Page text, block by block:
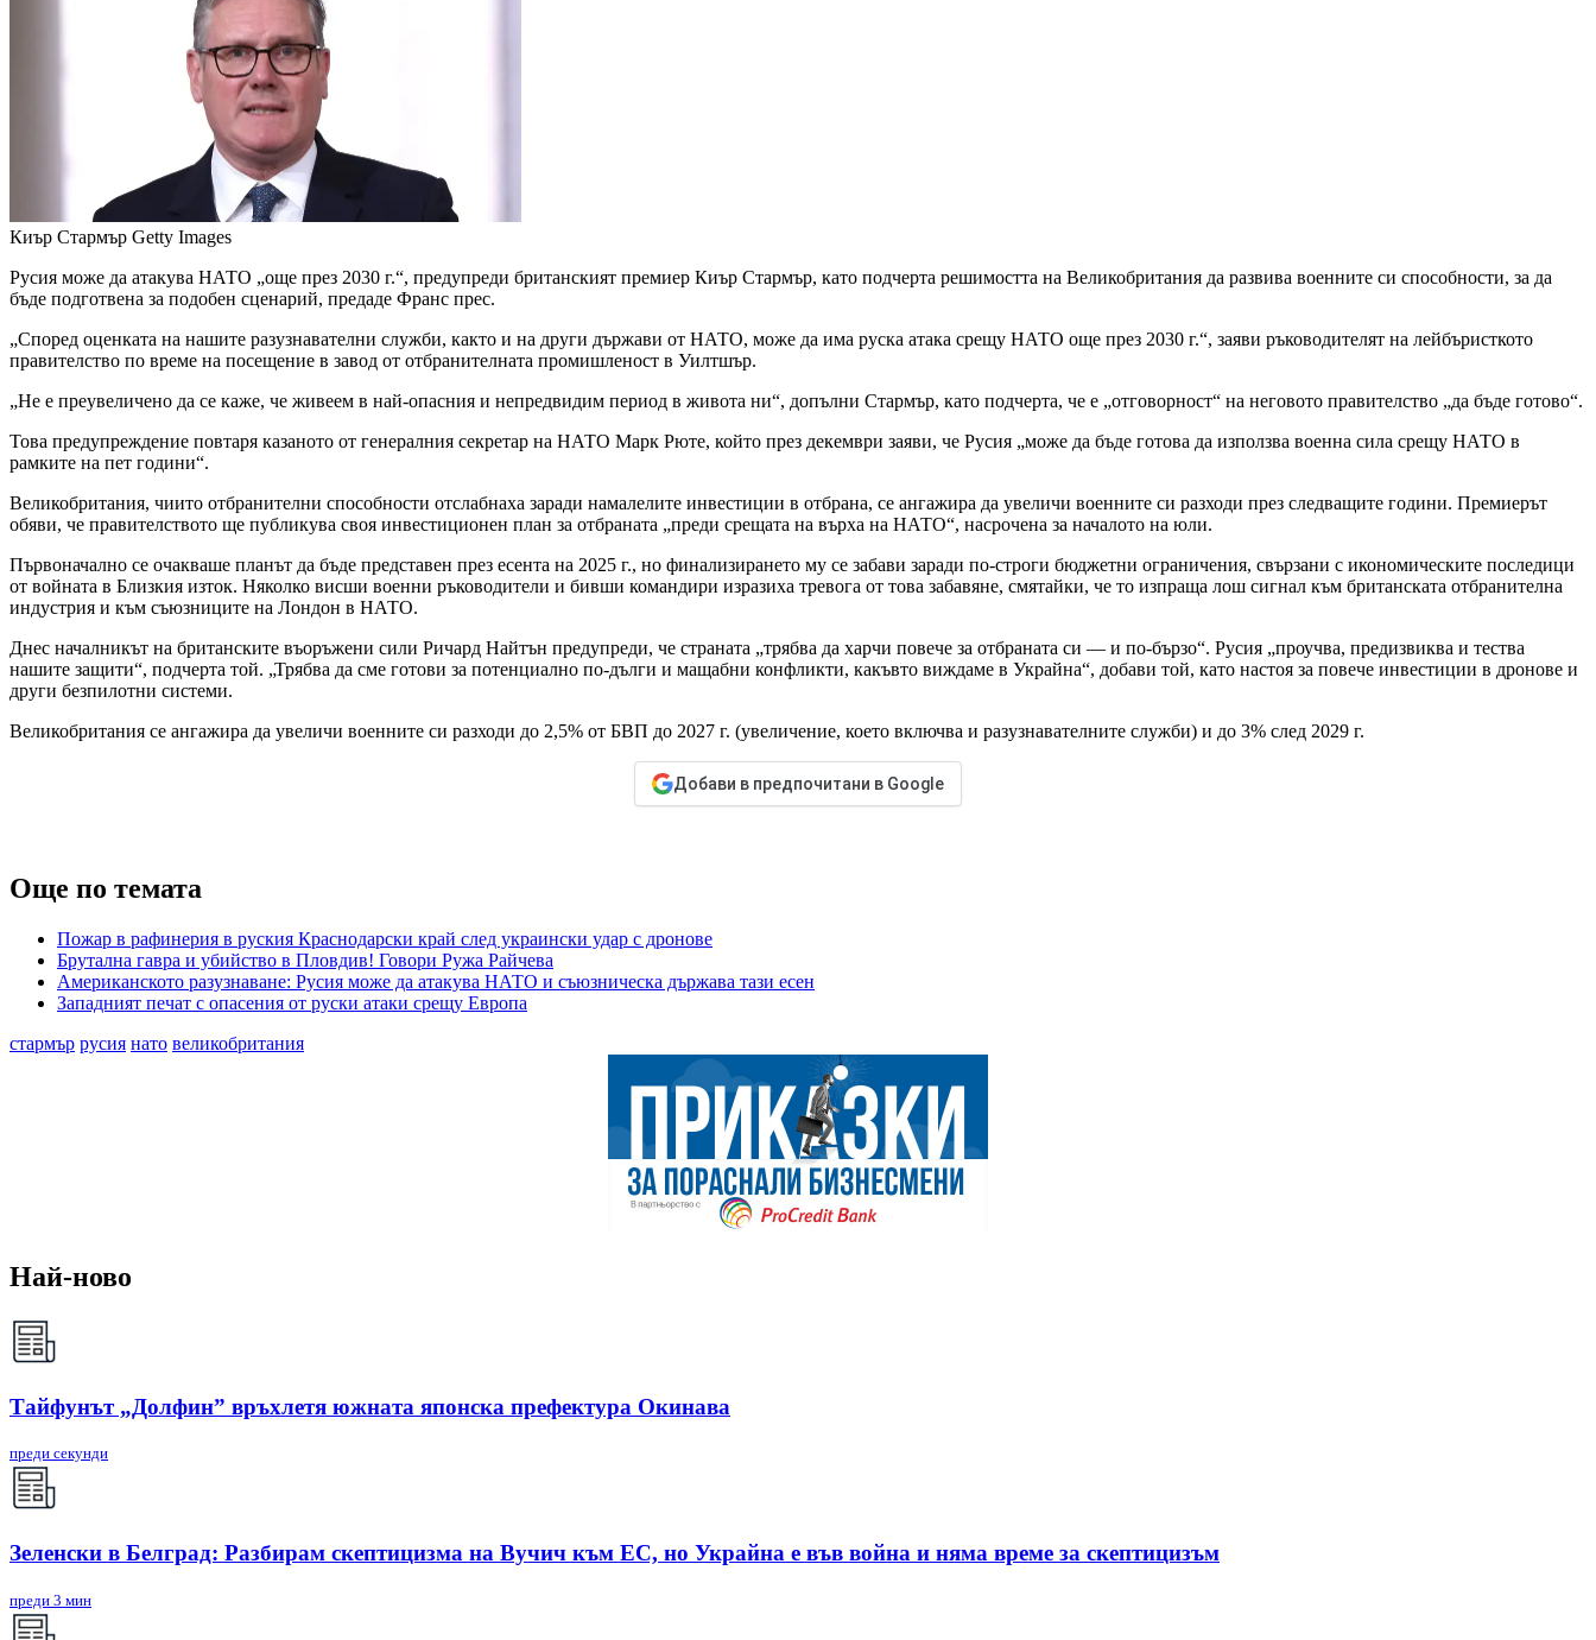
Киър Стармър Getty Images
Русия може да атакува НАТО „още през 2030 г.“, предупреди британският премиер Киър Стармър, като подчерта решимостта на Великобритания да развива военните си способности, за да
бъде подготвена за подобен сценарий, предаде Франс прес.
„Според оценката на нашите разузнавателни служби, както и на други държави от НАТО, може да има руска атака срещу НАТО още през 2030 г.“, заяви ръководителят на лейбъристкото
правителство по време на посещение в завод от отбранителната промишленост в Уилтшър.
„Не е преувеличено да се каже, че живеем в най-опасния и непредвидим период в живота ни“, допълни Стармър, като подчерта, че е „отговорност“ на неговото правителство „да бъде готово“.
Това предупреждение повтаря казаното от генералния секретар на НАТО Марк Рюте, който през декември заяви, че Русия „може да бъде готова да използва военна сила срещу НАТО в
рамките на пет години“.
Великобритания, чиито отбранителни способности отслабнаха заради намалелите инвестиции в отбрана, се ангажира да увеличи военните си разходи през следващите години. Премиерът
обяви, че правителството ще публикува своя инвестиционен план за отбраната „преди срещата на върха на НАТО“, насрочена за началото на юли.
Първоначално се очакваше планът да бъде представен през есента на 2025 г., но финализирането му се забави заради по-строги бюджетни ограничения, свързани с икономическите последици
от войната в Близкия изток. Няколко висши военни ръководители и бивши командири изразиха тревога от това забавяне, смятайки, че то изпраща лош сигнал към британската отбранителна
индустрия и към съюзниците на Лондон в НАТО.
Днес началникът на британските въоръжени сили Ричард Найтън предупреди, че страната „трябва да харчи повече за отбраната си — и по-бързо“. Русия „проучва, предизвиква и тества
нашите защити“, подчерта той. „Трябва да сме готови за потенциално по-дълги и мащабни конфликти, какъвто виждаме в Украйна“, добави той, като настоя за повече инвестиции в дронове и
други безпилотни системи.
Великобритания се ангажира да увеличи военните си разходи до 2,5% от БВП до 2027 г. (увеличение, което включва и разузнавателните служби) и до 3% след 2029 г.
Добави в предпочитани в Google
Още по темата
Пожар в рафинерия в руския Краснодарски край след украински удар с дронове
Брутална гавра и убийство в Пловдив! Говори Ружа Райчева
Американското разузнаване: Русия може да атакува НАТО и съюзническа държава тази есен
Западният печат с опасения от руски атаки срещу Европа
стармър русия нато великобритания
Най-ново
Тайфунът „Долфин” връхлетя южната японска префектура Окинава
преди секунди
Зеленски в Белград: Разбирам скептицизма на Вучич към ЕС, но Украйна е във война и няма време за скептицизъм
преди 3 мин